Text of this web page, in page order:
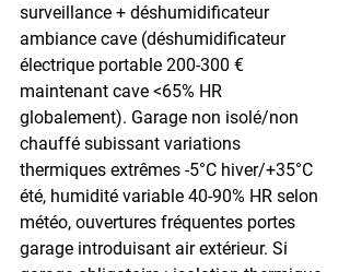
surveillance + déshumidificateur
ambiance cave (déshumidificateur
électrique portable 200-300 €
maintenant cave <65% HR
globalement). Garage non isolé/non
chauffé subissant variations
thermiques extrêmes -5°C hiver/+35°C
été, humidité variable 40-90% HR selon
météo, ouvertures fréquentes portes
garage introduisant air extérieur. Si